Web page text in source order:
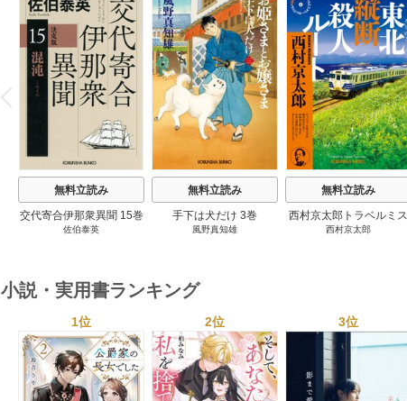
P
r
e
i
o
u
s
無料立読み
交代寄合伊那衆異聞 15巻
佐伯泰英
無料立読み
手下は犬だけ 3巻
風野真知雄
無料立読み
西村京太郎トラベルミス
テリー・セレクション 2
西村京太郎
小説・実用書ランキング
s
1位 2位 3位